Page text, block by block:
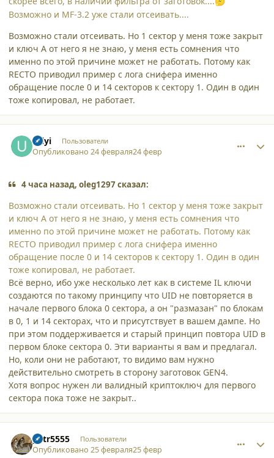
Возможно и MF-3.2 уже стали отсеивать....
Возможно стали отсеивать. Но 1 сектор у меня тоже закрыт
и ключ А от него я не знаю, у меня есть сомнения что
именно по этой причине может не работать. Потому как
RECTO приводил пример с лога снифера именно
обращение после 0 и 14 секторов к сектору 1. Один в один
тоже копировал, не работает.
Uilyi Пользователи
Опубликовано24 февраля24 февр
4 часа назад, oleg1297 сказал:
Возможно стали отсеивать. Но 1 сектор у меня тоже закрыт
и ключ А от него я не знаю, у меня есть сомнения что
именно по этой причине может не работать. Потому как
RECTO приводил пример с лога снифера именно
обращение после 0 и 14 секторов к сектору 1. Один в один
тоже копировал, не работает.
Всё верно, ибо уже несколько лет как в системе IL ключи
создаются по такому принципу что UID не повторяется в
начале первого блока 0 сектора, а он "размазан" по блокам
в 0, 1 и 14 секторах, что и присутствует в вашем дампе. Но
при этом поддерживается и старый принцип повтора UID в
первом блоке сектора 0. Эти варианты я вам и предлагал.
Но, коли они не работают, то видимо вам нужно
действительно смотреть в сторону заготовок GEN4.
Хотя вопрос нужен ли валидный криптоключ для первого
сектора пока тоже не закрыт..
petr5555 Пользователи
Опубликовано25 февраля25 февр